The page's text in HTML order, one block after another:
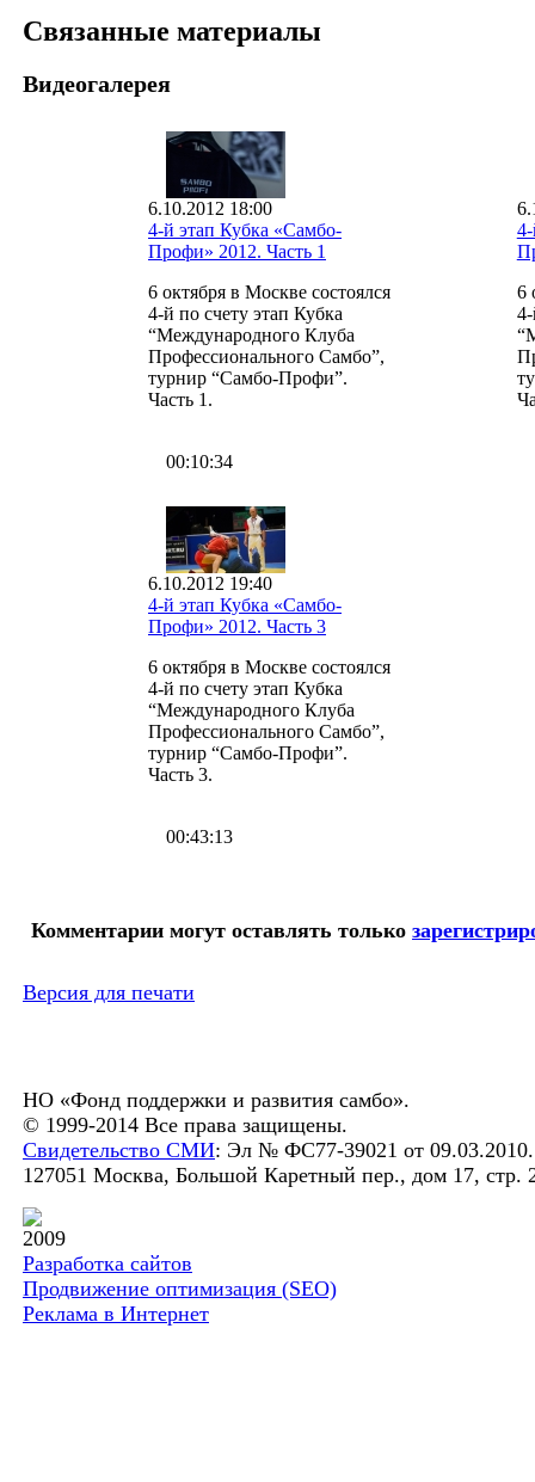
Связанные материалы
Видеогалерея
6.10.2012 18:00
4-й этап Кубка «Самбо-
Профи» 2012. Часть 1
6 октября в Москве состоялся
4-й по счету этап Кубка
“Международного Клуба
Профессионального Самбо”,
турнир “Самбо-Профи”.
Часть 1.
00:10:34
6
6.10.2012 19:40
4-й этап Кубка «Самбо-
Профи» 2012. Часть 3
6 октября в Москве состоялся
4-й по счету этап Кубка
“Международного Клуба
Профессионального Самбо”,
турнир “Самбо-Профи”.
Часть 3.
00:43:13
Комментарии могут оставлять только
Версия для печати
НО «Фонд поддержки и развития самбо».
© 1999-2014 Все права защищены.
Свидетельство СМИ: Эл № ФС77-39021 от 09.03.2010.
127051 Москва, Большой Каретный пер., дом 17, стр.
2009
Разработка сайтов
Продвижение оптимизация (SEO)
Реклама в Интернет